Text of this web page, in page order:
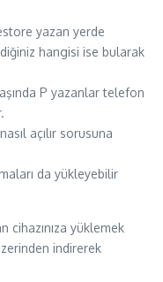
yazan yerde
hangisi ise bularak
P yazanlar telefon
açılır sorusuna
da yükleyebilir
cihazınıza yüklemek
indirerek